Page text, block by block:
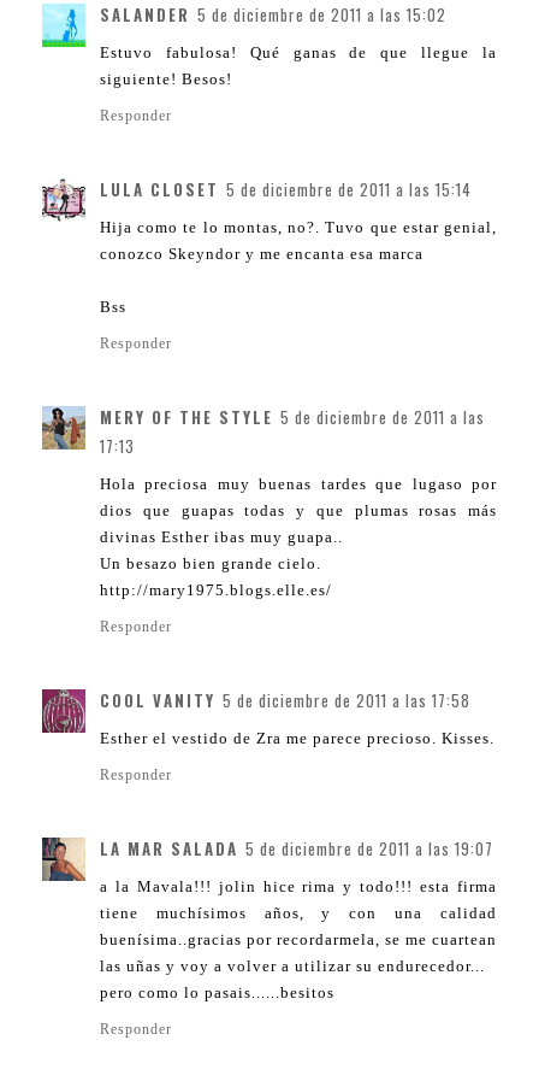
SALANDER 5 de diciembre de 2011 a las 15:02
Estuvo fabulosa! Qué ganas de que llegue la
siguiente! Besos!
Responder
LULA CLOSET 5 de diciembre de 2011 a las 15:14
Hija como te lo montas, no?. Tuvo que estar genial,
conozco Skeyndor y me encanta esa marca
Bss
Responder
MERY OF THE STYLE 5 de diciembre de 2011 a las
17:13
Hola preciosa muy buenas tardes que lugaso por
dios que guapas todas y que plumas rosas más
divinas Esther ibas muy guapa..
Un besazo bien grande cielo.
http://mary1975.blogs.elle.es/
Responder
COOL VANITY 5 de diciembre de 2011 a las 17:58
Esther el vestido de Zra me parece precioso. Kisses.
Responder
LA MAR SALADA 5 de diciembre de 2011 a las 19:07
a la Mavala!!! jolin hice rima y todo!!! esta firma
tiene muchísimos años, y con una calidad
buenísima..gracias por recordarmela, se me cuartean
las uñas y voy a volver a utilizar su endurecedor...
pero como lo pasais......besitos
Responder